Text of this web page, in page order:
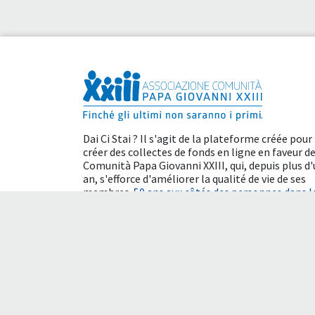
Dai Ci Stai ? Il s'agit de la plateforme créée pour
créer des collectes de fonds en ligne en faveur
Comunità Papa Giovanni XXIII, qui, depuis plus
an, s'efforce d'améliorer la qualité de vie de ses
membres. 50 ans aux côtés des personnes dans